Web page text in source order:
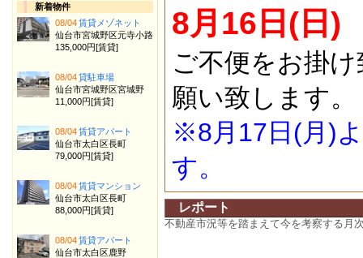
8月16日(日)
ご不便をお掛
願い致します。
※8月17日(月)
す。
レポート
不動産市況等を踏まえて今を考察する月
新着物件
08/04賃貸メゾネット
仙台市宮城野区元寺小路
135,000円[賃貸]
08/04貸駐車場
仙台市宮城野区宮城野
11,000円[賃貸]
08/04賃貸アパート
仙台市太白区長町
79,000円[賃貸]
08/04賃貸マンション
仙台市太白区長町
88,000円[賃貸]
08/04賃貸アパート
仙台市太白区鹿野